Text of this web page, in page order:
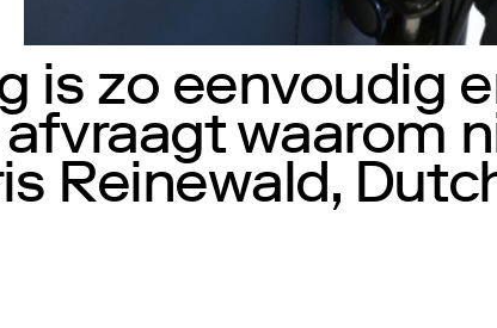
is zo eenvoudig
waarom
Reinewald,